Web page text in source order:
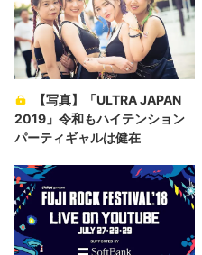
【写真】「ULTRA JAPAN
2019」令和もハイテンション
パーティギャルは健在